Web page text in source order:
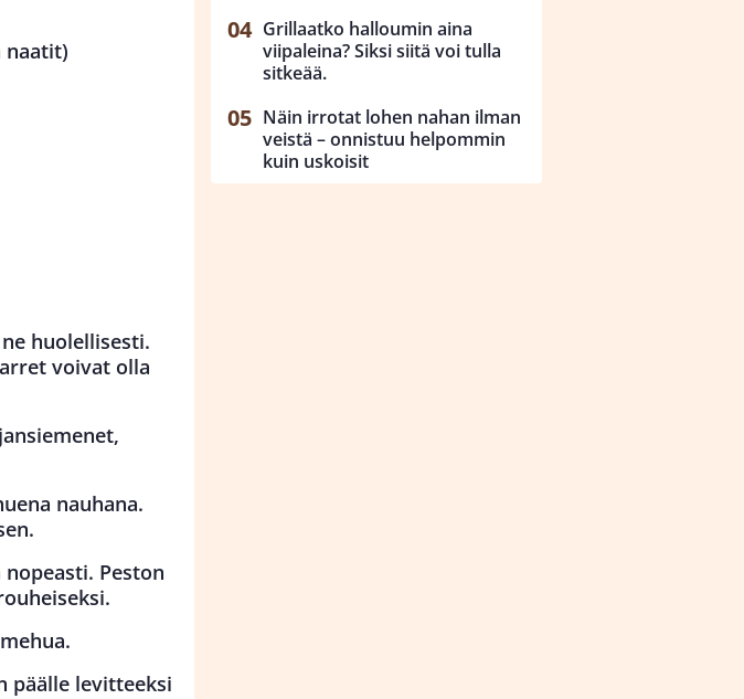
naatit)
huolellisesti.
voivat olla
nauhana.
Peston
päälle levitteeksi
Grillaatko halloumin aina
viipaleina? Siksi siitä voi tulla
sitkeää.
Näin irrotat lohen nahan ilman
veistä – onnistuu helpommin
kuin uskoisit